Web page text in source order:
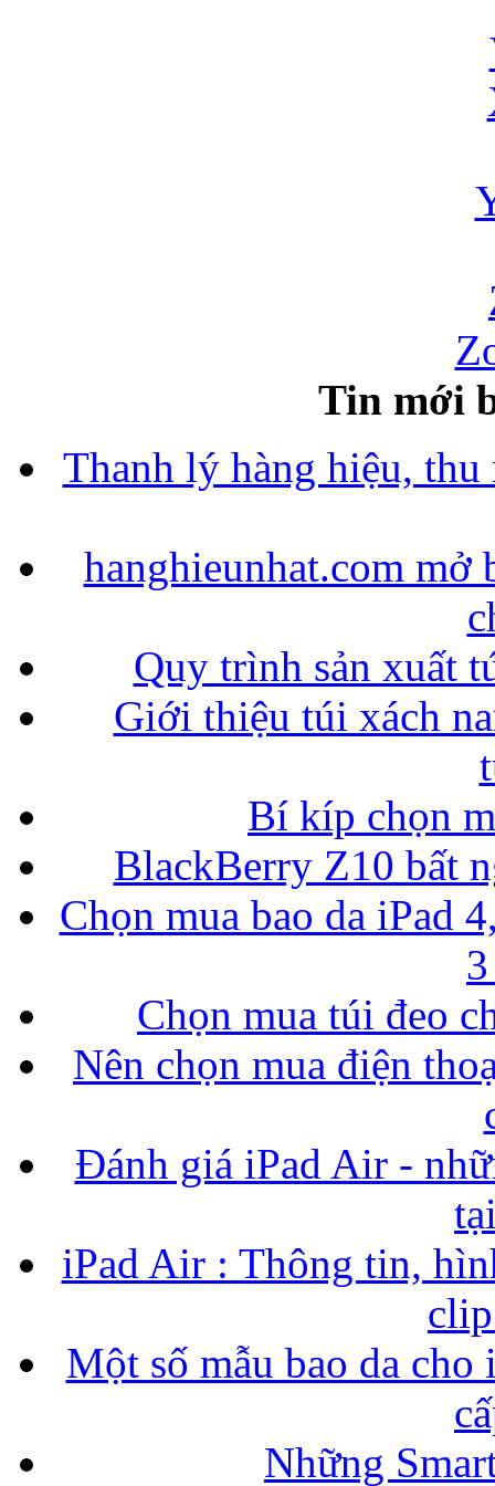
Tin mới
Thanh lý hàng hiệu,
hanghieunhat.com mở
Quy trình sản xuất
Giới thiệu túi xách
Bí kíp chọn
BlackBerry Z10 bất
Chọn mua bao da iPad
Chọn mua túi đeo
Nên chọn mua điện
Đánh giá iPad Air -
iPad Air : Thông tin,
Một số mẫu bao da
Những